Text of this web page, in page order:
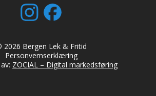
2026 Bergen Lek & Fritid
Personvernserklæring
ZOCIAL – Digital markedsføring